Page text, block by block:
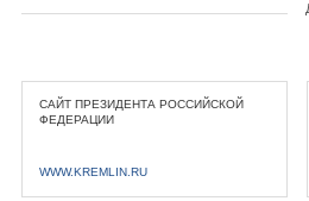
САЙТ ПРЕЗИДЕНТА РОССИЙСКОЙ
ФЕДЕРАЦИИ
WWW.KREMLIN.RU